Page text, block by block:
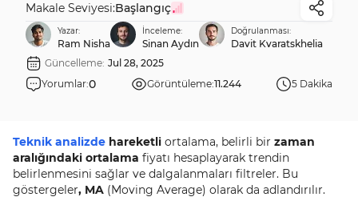
Makale Seviyesi:Başlangıç
Yazar:
Ram Nisha
İnceleme:
Sinan Aydın
Doğrulanması:
Davit Kvaratskhelia
Güncelleme: Jul 28, 2025
Yorumlar:0 Görüntüleme:11.244 5 Dakika
Teknik analizde hareketli ortalama, belirli bir zaman
aralığındaki ortalama fiyatı hesaplayarak trendin
belirlenmesini sağlar ve dalgalanmaları filtreler. Bu
göstergeler, MA (Moving Average) olarak da adlandırılır.